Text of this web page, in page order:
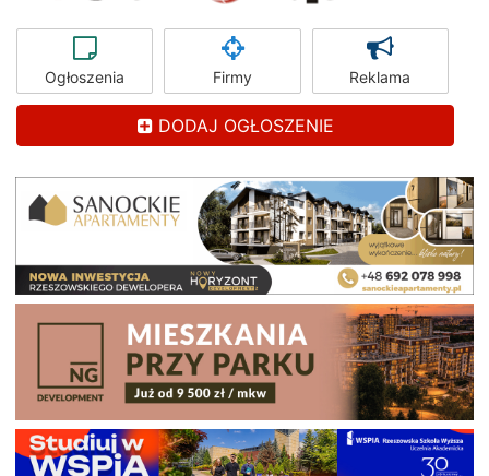
Ogłoszenia Firmy Reklama
DODAJ OGŁOSZENIE